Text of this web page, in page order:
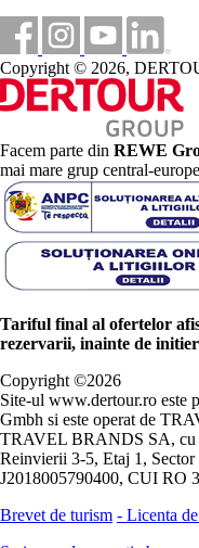
Copyright © 2026,
Facem parte din REWE
mai mare grup central-
Tariful final al ofertelor
rezervarii, inainte de
Copyright ©2026
Site-ul www.dertour.ro este
Gmbh si este operat de
TRAVEL BRANDS SA, cu
Reinvierii 3-5, Etaj 1, Sector
J2018005790400, CUI RO
Brevet de turism - Licenta